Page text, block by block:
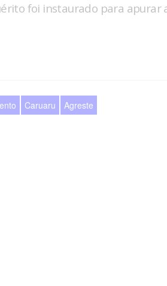
foi instaurado para apurar
Caruaru Agreste